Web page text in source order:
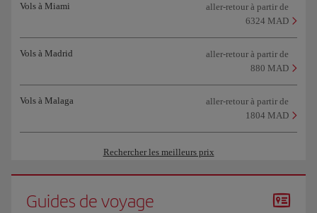
Vols à Miami
aller-retour à partir de
6324 MAD
Vols à Madrid
aller-retour à partir de
880 MAD
Vols à Malaga
aller-retour à partir de
1804 MAD
Rechercher les meilleurs prix
Guides de voyage